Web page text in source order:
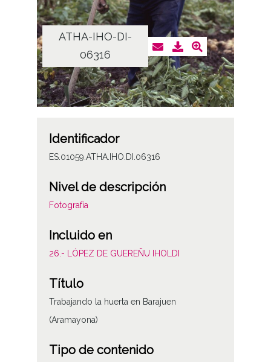
ATHA-IHO-DI-
06316
Identificador
ES.01059.ATHA.IHO.DI.06316
Nivel de descripción
Fotografía
Incluido en
26.- LÓPEZ DE GUEREÑU IHOLDI
Título
Trabajando la huerta en Barajuen
(Aramayona)
Tipo de contenido